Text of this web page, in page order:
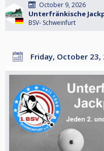
October 9, 2026
Unterfränkische
BSV- Schweinfurt
Friday, October 23,